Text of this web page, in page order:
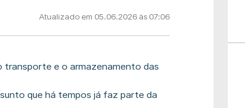
Atualizado em 05.06.2026 às 07:06
e o armazenamento das
que há tempos já faz parte da